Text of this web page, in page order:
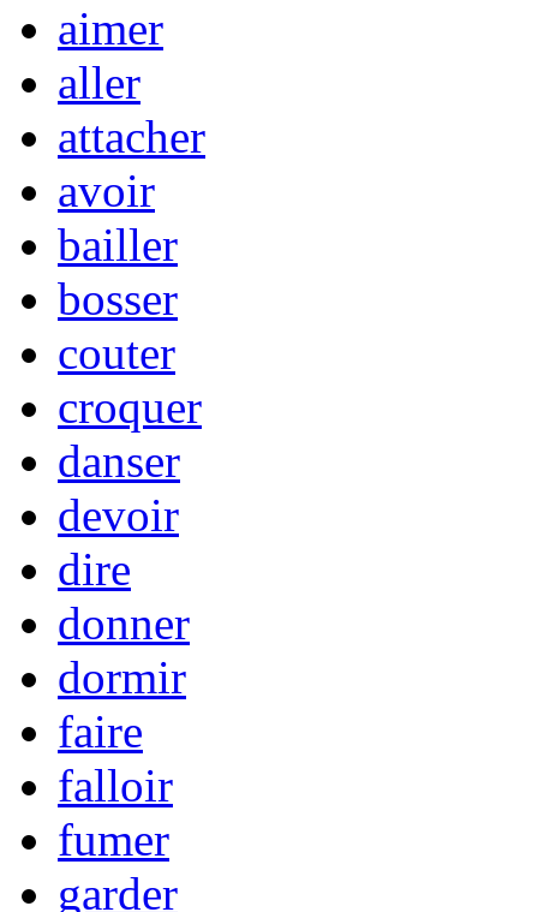
aimer
aller
attacher
avoir
bailler
bosser
couter
croquer
danser
devoir
dire
donner
dormir
faire
falloir
fumer
garder